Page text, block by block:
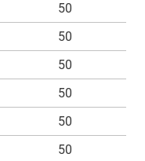
50
50
50
50
50
50